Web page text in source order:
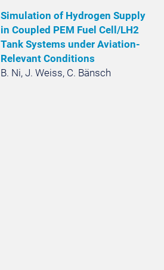
Simulation of Hydrogen Supply
in Coupled PEM Fuel Cell/LH2
Tank Systems under Aviation-
Relevant Conditions
B. Ni, J. Weiss, C. Bänsch